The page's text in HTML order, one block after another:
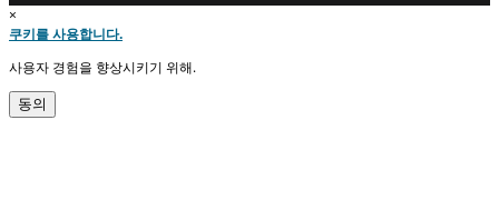
×
쿠키를 사용합니다.
사용자 경험을 향상시키기 위해.
동의